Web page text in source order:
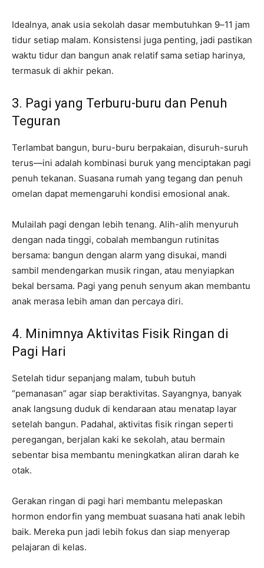
Idealnya, anak usia sekolah dasar membutuhkan 9–11 jam
tidur setiap malam. Konsistensi juga penting, jadi pastikan
waktu tidur dan bangun anak relatif sama setiap harinya,
termasuk di akhir pekan.
3. Pagi yang Terburu-buru dan Penuh
Teguran
Terlambat bangun, buru-buru berpakaian, disuruh-suruh
terus—ini adalah kombinasi buruk yang menciptakan pagi
penuh tekanan. Suasana rumah yang tegang dan penuh
omelan dapat memengaruhi kondisi emosional anak.
Mulailah pagi dengan lebih tenang. Alih-alih menyuruh
dengan nada tinggi, cobalah membangun rutinitas
bersama: bangun dengan alarm yang disukai, mandi
sambil mendengarkan musik ringan, atau menyiapkan
bekal bersama. Pagi yang penuh senyum akan membantu
anak merasa lebih aman dan percaya diri.
4. Minimnya Aktivitas Fisik Ringan di
Pagi Hari
Setelah tidur sepanjang malam, tubuh butuh
“pemanasan” agar siap beraktivitas. Sayangnya, banyak
anak langsung duduk di kendaraan atau menatap layar
setelah bangun. Padahal, aktivitas fisik ringan seperti
peregangan, berjalan kaki ke sekolah, atau bermain
sebentar bisa membantu meningkatkan aliran darah ke
otak.
Gerakan ringan di pagi hari membantu melepaskan
hormon endorfin yang membuat suasana hati anak lebih
baik. Mereka pun jadi lebih fokus dan siap menyerap
pelajaran di kelas.